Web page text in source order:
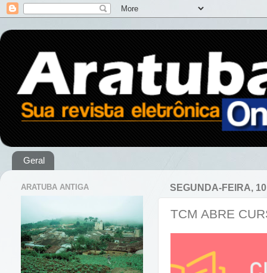
Geral
SEGUNDA-FEIRA,
TCM ABRE
ARATUBA ANTIGA